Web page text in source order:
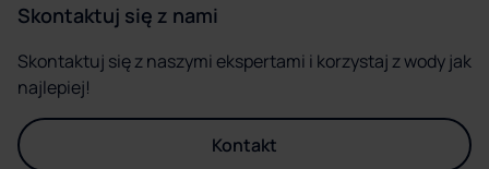
Skontaktuj się z nami
Skontaktuj się z naszymi ekspertami i korzystaj z wody jak
najlepiej!
Kontakt